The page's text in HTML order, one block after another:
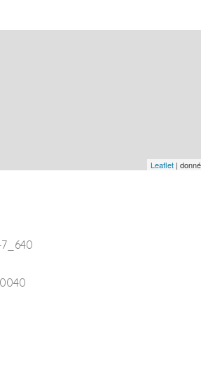
Leaflet |